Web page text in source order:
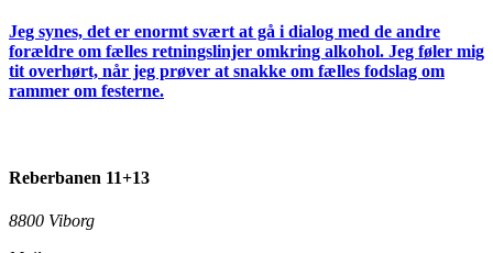
Jeg synes, det er enormt svært at gå i dialog med de andre
forældre om fælles retningslinjer omkring alkohol. Jeg føler mig
tit overhørt, når jeg prøver at snakke om fælles fodslag om
rammer om festerne.
Reberbanen 11+13
8800 Viborg